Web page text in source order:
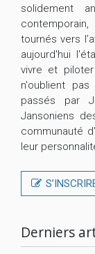
solidement
tournés vers
aujourd'hui
vivre et
n'oublient
passés par
Jansoniens
communauté
leur
Derniers